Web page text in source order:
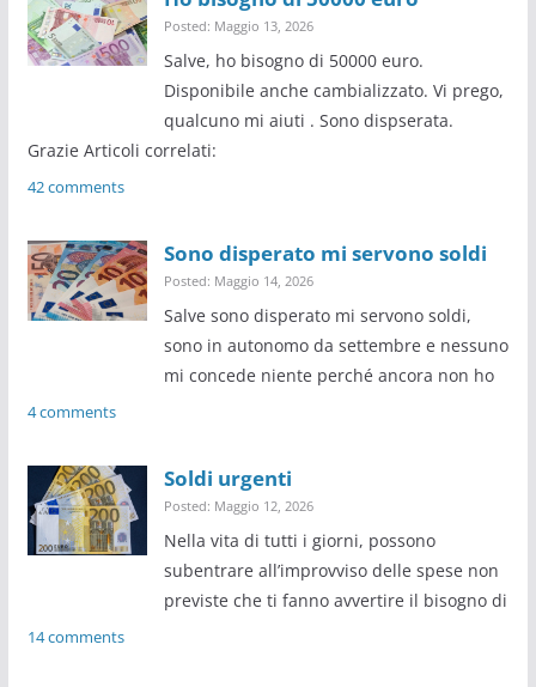
Posted: Maggio 13, 2026
Salve, ho bisogno di 50000 euro.
Disponibile anche cambializzato. Vi prego,
qualcuno mi aiuti . Sono dispserata.
Grazie Articoli correlati:
42 comments
Sono disperato mi servono soldi
Posted: Maggio 14, 2026
Salve sono disperato mi servono soldi,
sono in autonomo da settembre e nessuno
mi concede niente perché ancora non ho
4 comments
Soldi urgenti
Posted: Maggio 12, 2026
Nella vita di tutti i giorni, possono
subentrare all’improvviso delle spese non
previste che ti fanno avvertire il bisogno di
14 comments